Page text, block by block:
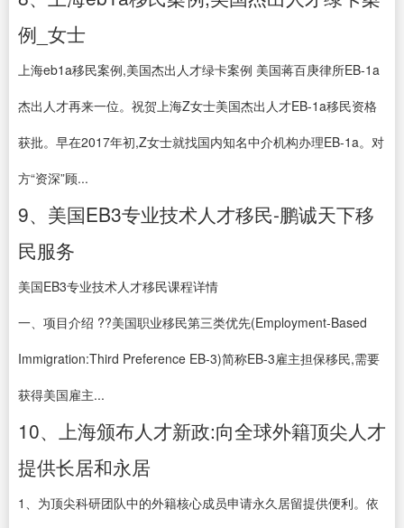
例_女士
上海eb1a移民案例,美国杰出人才绿卡案例 美国蒋百庚律所EB-1a
杰出人才再来一位。祝贺上海Z女士美国杰出人才EB-1a移民资格
获批。早在2017年初,Z女士就找国内知名中介机构办理EB-1a。对
方“资深”顾...
9、美国EB3专业技术人才移民-鹏诚天下移
民服务
美国EB3专业技术人才移民课程详情
一、项目介绍 ??美国职业移民第三类优先(Employment-Based
Immigration:Third Preference EB-3)简称EB-3雇主担保移民,需要
获得美国雇主...
10、上海颁布人才新政:向全球外籍顶尖人才
提供长居和永居
1、为顶尖科研团队中的外籍核心成员申请永久居留提供便利。依